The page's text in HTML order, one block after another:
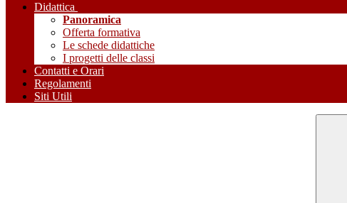
Didattica
Panoramica
Offerta formativa
Le schede didattiche
I progetti delle classi
Contatti e Orari
Regolamenti
Siti Utili